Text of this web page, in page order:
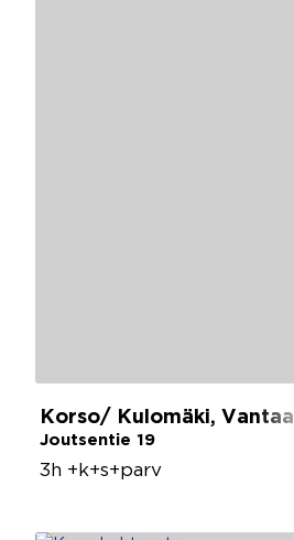
Korso/ Kulomäki, Vantaa
Joutsentie 19
3h +k+s+parv